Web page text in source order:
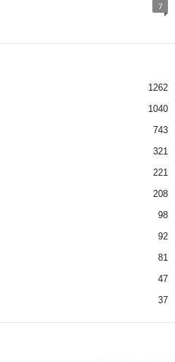
7
1262
1040
743
321
221
208
98
92
81
47
37